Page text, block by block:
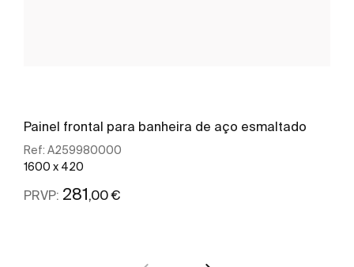
Painel frontal para banheira de aço esmaltado
Ref: A259980000
1600 x 420
PRVP: 281,00 €